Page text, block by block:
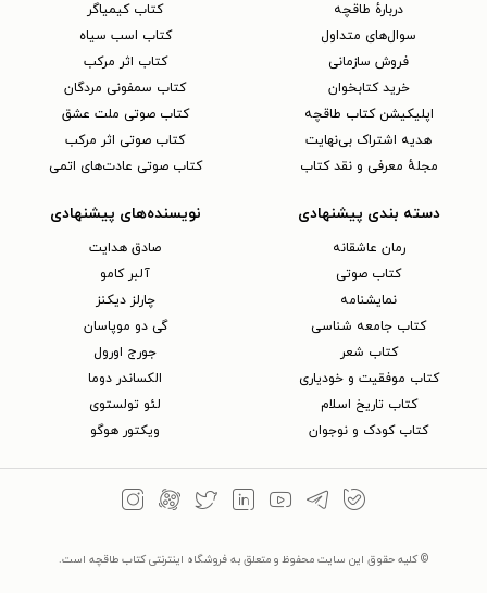
دربارهٔ طاقچه
سوال‌های متداول
فروش سازمانی
خرید کتابخوان
اپلیکیشن کتاب طاقچه
هدیه اشتراک بی‌نهایت
مجلهٔ معرفی و نقد کتاب
کتاب کیمیاگر
کتاب اسب سیاه
کتاب اثر مرکب
کتاب سمفونی مردگان
کتاب صوتی ملت عشق
کتاب صوتی اثر مرکب
کتاب صوتی عادت‌های اتمی
دسته بندی پیشنهادی
رمان عاشقانه
کتاب‌ صوتی
نمایشنامه
کتاب جامعه شناسی
کتاب شعر
کتاب موفقیت و خودیاری
کتاب تاریخ اسلام
کتاب کودک و نوجوان
نویسنده‌های پیشنهادی
صادق هدایت
آلبر کامو
چارلز دیکنز
گی دو موپاسان
جورج اورول
الکساندر دوما
لئو تولستوی
ویکتور هوگو
© کلیه حقوق این سایت محفوظ و متعلق به فروشگاه اینترنتی کتاب طاقچه است.